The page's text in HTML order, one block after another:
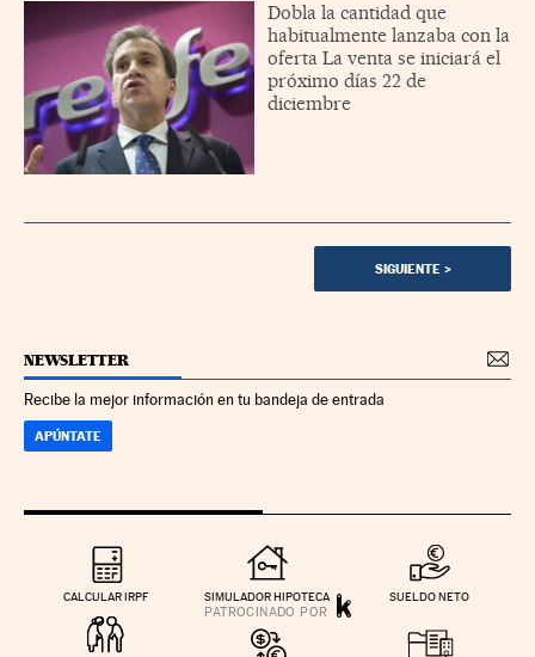
Dobla la cantidad que
habitualmente lanzaba con la
oferta La venta se iniciará el
próximo días 22 de
diciembre
SIGUIENTE>
NEWSLETTER
Recibe la mejor información en tu bandeja de entrada
APÚNTATE
CALCULAR IRPF SIMULADOR HIPOTECA SUELDO NETO